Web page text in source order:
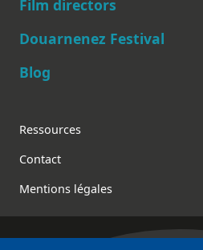
Film directors
Douarnenez Festival
Blog
Footer
Ressources
Contact
Mentions légales